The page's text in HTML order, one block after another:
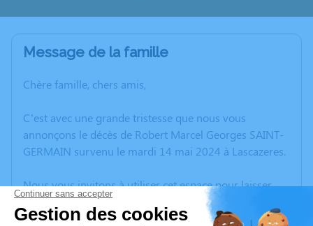
Message de la famille
Chère famille, chers amis,
C’est avec une grande tristesse que nous vous
annonçons le décès de Robert Marcel Georges SAINT-
GERMAIN survenu le mardi 14 mai 2024 à Lascazeres.
Nous vous invitons à utiliser cet espace pour laisser
vos condoléances, partager des photos souvenirs, une
anecdote ou exprimer vos pensées à travers des